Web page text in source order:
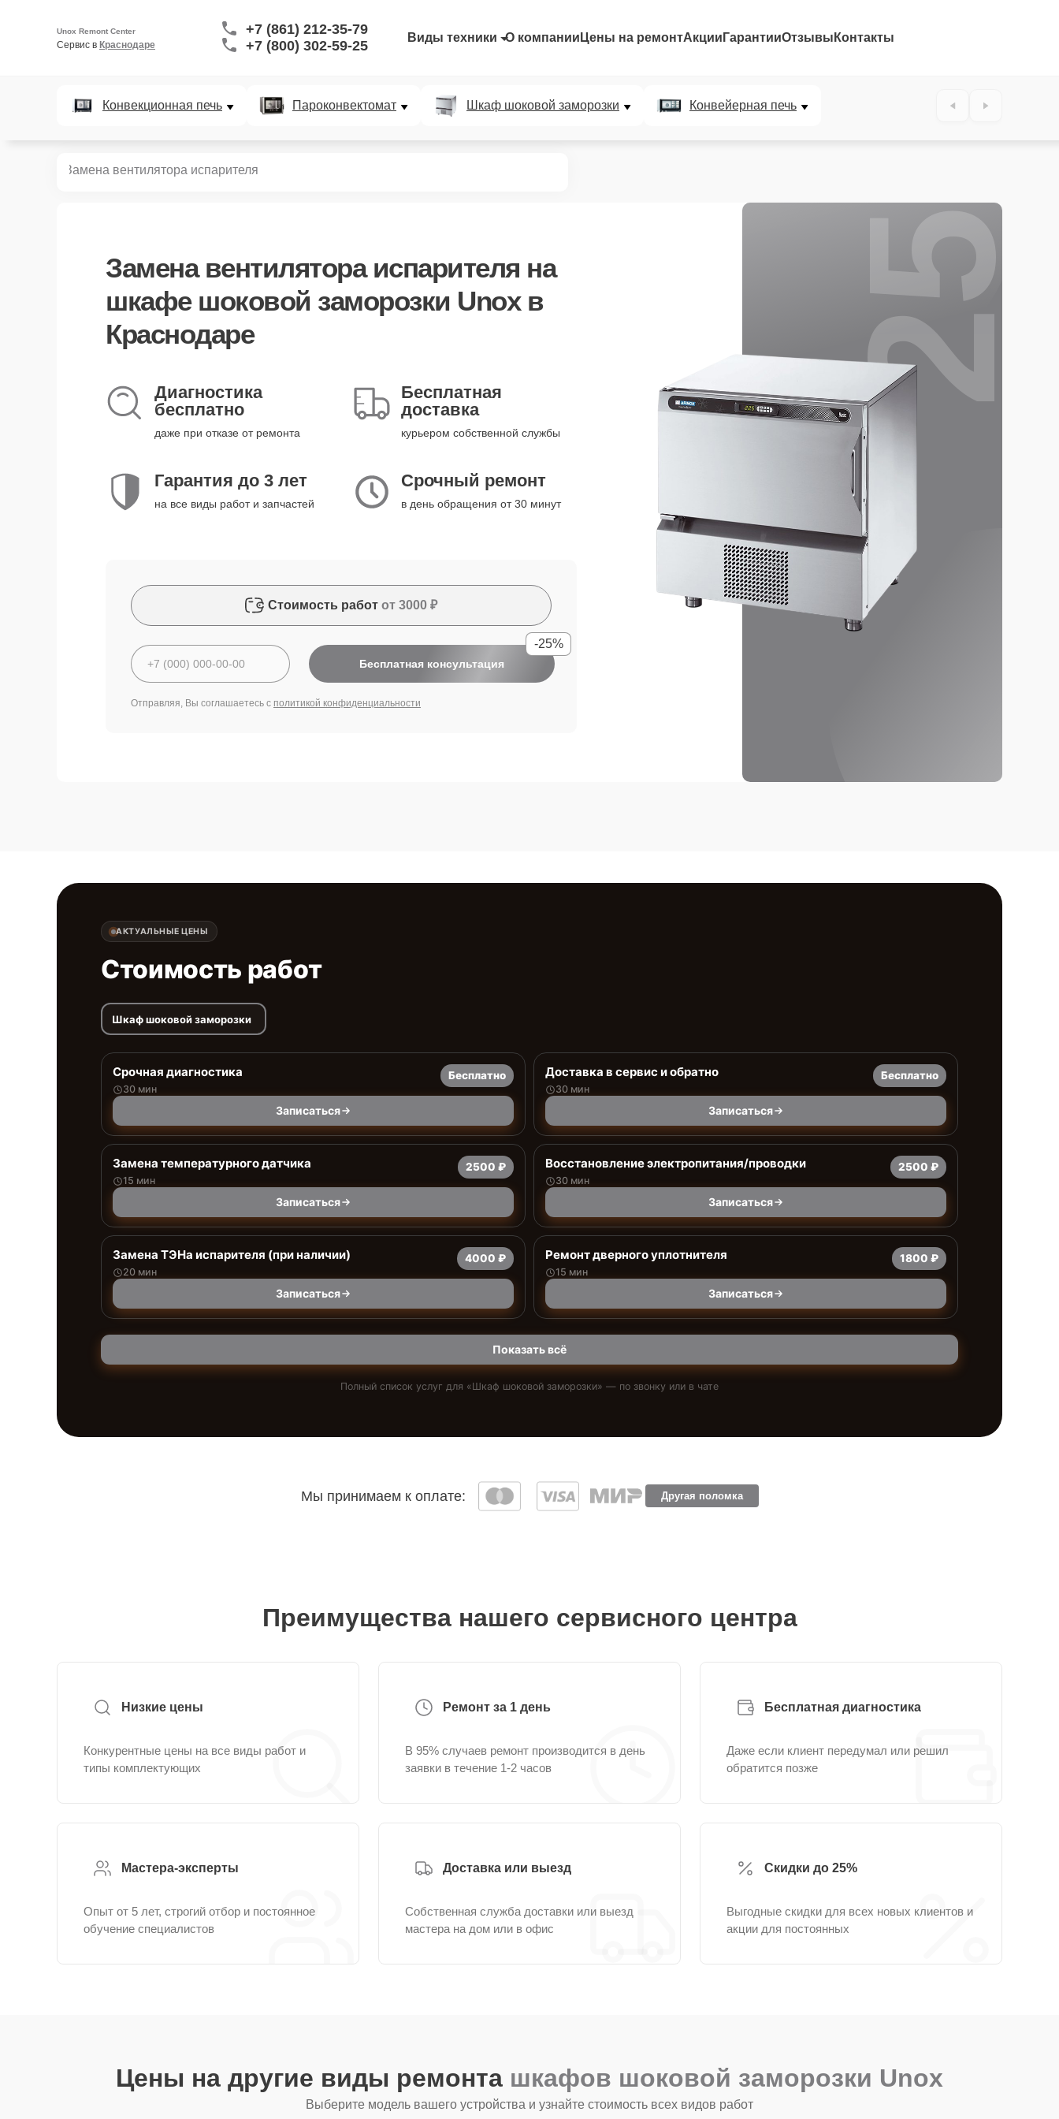
Unox Remont Center
Сервис в Краснодаре
+7 (861) 212-35-79
+7 (800) 302-59-25
Виды техники О компании Цены на ремонтАкции ГарантииОтзывы Контакты
Конвекционная печь Пароконвектомат Шкаф шоковой заморозки Конвейерная печь
Замена вентилятора испарителя
Замена вентилятора испарителя на
шкафе шоковой заморозки Unox в
Краснодаре
Диагностика
бесплатно
даже при отказе от ремонта
Бесплатная
доставка
курьером собственной службы
Гарантия до 3 лет
на все виды работ и запчастей
Срочный ремонт
в день обращения от 30 минут
Стоимость работ от 3000 ₽
Бесплатная консультация
-25%
Отправляя, Вы соглашаетесь с политикой конфиденциальности
25%
АКТУАЛЬНЫЕ ЦЕНЫ
Стоимость работ
Шкаф шоковой заморозки
Срочная диагностика
30 мин
Бесплатно
Записаться
Доставка в сервис и обратно
30 мин
Бесплатно
Записаться
Замена температурного датчика
15 мин
2500 ₽
Записаться
Восстановление электропитания/проводки
30 мин
2500 ₽
Записаться
Замена ТЭНа испарителя (при наличии)
20 мин
4000 ₽
Записаться
Ремонт дверного уплотнителя
15 мин
1800 ₽
Записаться
Показать всё
Полный список услуг для «Шкаф шоковой заморозки» — по звонку или в чате
Мы принимаем к оплате: Другая поломка
Преимущества нашего сервисного центра
Низкие цены
Конкурентные цены на все виды работ и
типы комплектующих
Ремонт за 1 день
В 95% случаев ремонт производится в день
заявки в течение 1-2 часов
Бесплатная диагностика
Даже если клиент передумал или решил
обратится позже
Мастера-эксперты
Опыт от 5 лет, строгий отбор и постоянное
обучение специалистов
Доставка или выезд
Собственная служба доставки или выезд
мастера на дом или в офис
Скидки до 25%
Выгодные скидки для всех новых клиентов и
акции для постоянных
Цены на другие виды ремонта шкафов шоковой заморозки Unox
Выберите модель вашего устройства и узнайте стоимость всех видов работ